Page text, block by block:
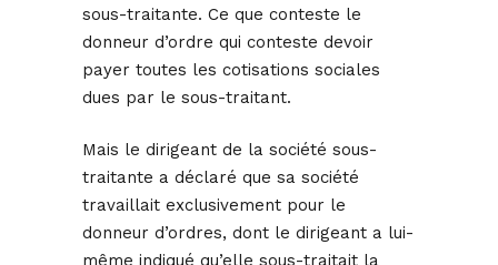
sous-traitante. Ce que conteste le
donneur d’ordre qui conteste devoir
payer toutes les cotisations sociales
dues par le sous-traitant.
Mais le dirigeant de la société sous-
traitante a déclaré que sa société
travaillait exclusivement pour le
donneur d’ordres, dont le dirigeant a lui-
même indiqué qu’elle sous-traitait la